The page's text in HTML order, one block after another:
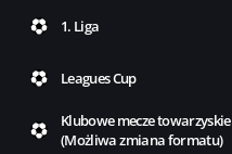
1. Liga
Leagues Cup
Klubowe mecze towarzyskie
(Możliwa zmiana formatu)